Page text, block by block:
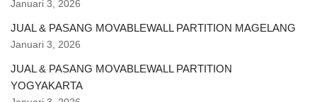
Januari 3, 2026
JUAL & PASANG MOVABLEWALL PARTITION MAGELANG
Januari 3, 2026
JUAL & PASANG MOVABLEWALL PARTITION
YOGYAKARTA